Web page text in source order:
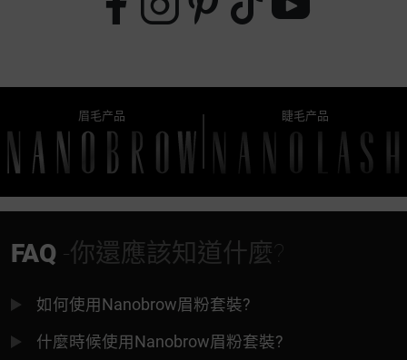
眉毛产品 睫毛产品
FAQ -你還應該知道什麼?
如何使用Nanobrow眉粉套裝?
什麼時候使用Nanobrow眉粉套裝?